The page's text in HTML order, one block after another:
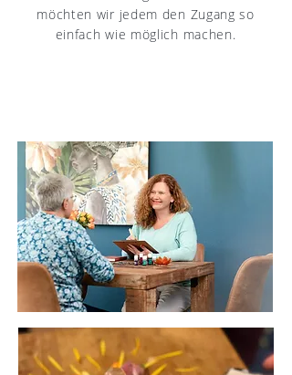
möchten wir jedem den Zugang so
einfach wie möglich machen.